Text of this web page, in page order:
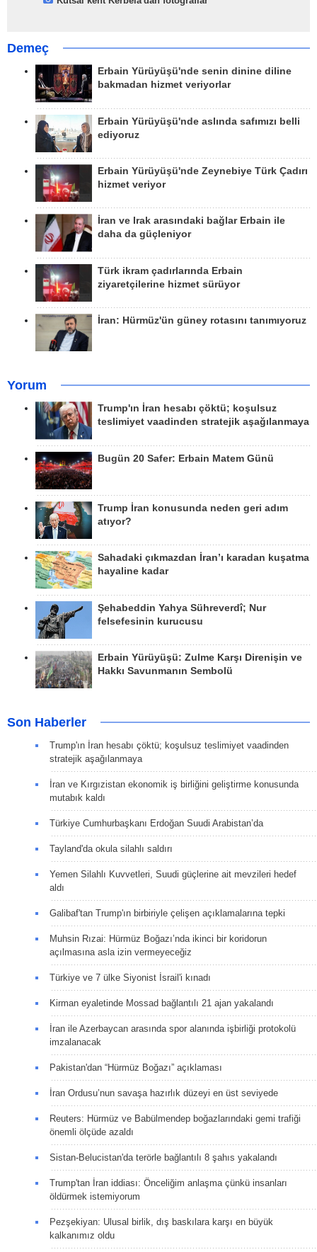
Demeç
Erbain Yürüyüşü'nde senin dinine diline
bakmadan hizmet veriyorlar
Erbain Yürüyüşü'nde aslında safımızı belli
ediyoruz
Erbain Yürüyüşü'nde Zeynebiye Türk Çadırı
hizmet veriyor
İran ve Irak arasındaki bağlar Erbain ile
daha da güçleniyor
Türk ikram çadırlarında Erbain
ziyaretçilerine hizmet sürüyor
İran: Hürmüz'ün güney rotasını tanımıyoruz
Yorum
Trump'ın İran hesabı çöktü; koşulsuz
teslimiyet vaadinden stratejik aşağılanmaya
Bugün 20 Safer: Erbain Matem Günü
Trump İran konusunda neden geri adım
atıyor?
Sahadaki çıkmazdan İran’ı karadan kuşatma
hayaline kadar
Şehabeddin Yahya Sühreverdî; Nur
felsefesinin kurucusu
Erbain Yürüyüşü: Zulme Karşı Direnişin ve
Hakkı Savunmanın Sembolü
Son Haberler
Trump'ın İran hesabı çöktü; koşulsuz teslimiyet vaadinden
stratejik aşağılanmaya
İran ve Kırgızistan ekonomik iş birliğini geliştirme konusunda
mutabık kaldı
Türkiye Cumhurbaşkanı Erdoğan Suudi Arabistan’da
Tayland'da okula silahlı saldırı
Yemen Silahlı Kuvvetleri, Suudi güçlerine ait mevzileri hedef
aldı
Galibaf'tan Trump'ın birbiriyle çelişen açıklamalarına tepki
Muhsin Rızai: Hürmüz Boğazı’nda ikinci bir koridorun
açılmasına asla izin vermeyeceğiz
Türkiye ve 7 ülke Siyonist İsrail'i kınadı
Kirman eyaletinde Mossad bağlantılı 21 ajan yakalandı
İran ile Azerbaycan arasında spor alanında işbirliği protokolü
imzalanacak
Pakistan'dan “Hürmüz Boğazı” açıklaması
İran Ordusu’nun savaşa hazırlık düzeyi en üst seviyede
Reuters: Hürmüz ve Babülmendep boğazlarındaki gemi trafiği
önemli ölçüde azaldı
Sistan-Belucistan'da terörle bağlantılı 8 şahıs yakalandı
Trump'tan İran iddiası: Önceliğim anlaşma çünkü insanları
öldürmek istemiyorum
Pezşekiyan: Ulusal birlik, dış baskılara karşı en büyük
kalkanımız oldu